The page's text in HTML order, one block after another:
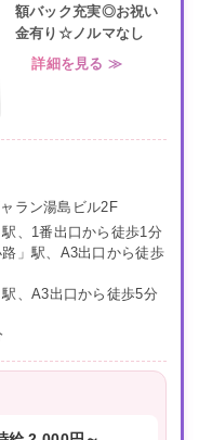
額バック充実◎お祝い
金有り☆ノルマなし
詳細を見る ≫
ラン湯島ビル2F
、1番出口から徒歩1分
」駅、A3出口から徒歩
、A3出口から徒歩5分